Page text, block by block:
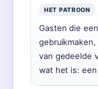
HET PATROON
Gasten die
van gedeelde
wat het is: